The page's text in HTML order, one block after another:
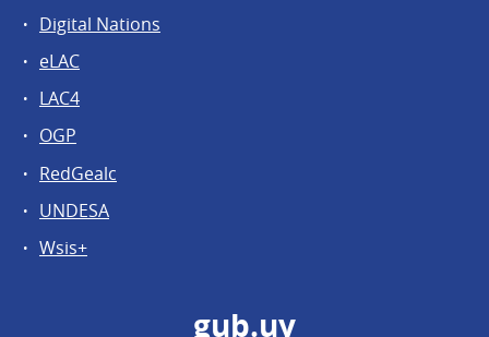
Digital Nations
eLAC
LAC4
OGP
RedGealc
UNDESA
Wsis+
gub.uy